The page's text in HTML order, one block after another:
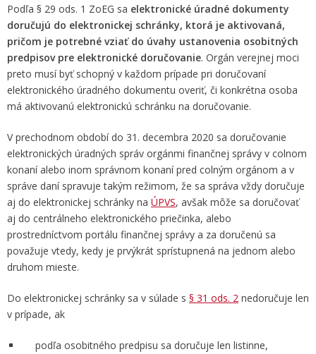
Podľa § 29 ods. 1 ZoEG sa elektronické úradné dokumenty
doručujú do elektronickej schránky, ktorá je aktivovaná,
pričom je potrebné vziať do úvahy ustanovenia osobitných
predpisov pre elektronické doručovanie. Orgán verejnej moci
preto musí byť schopný v každom prípade pri doručovaní
elektronického úradného dokumentu overiť, či konkrétna osoba
má aktivovanú elektronickú schránku na doručovanie.
V prechodnom období do 31. decembra 2020 sa doručovanie
elektronických úradných správ orgánmi finančnej správy v colnom
konaní alebo inom správnom konaní pred colným orgánom a v
správe daní spravuje takým režimom, že sa správa vždy doručuje
aj do elektronickej schránky na ÚPVS, avšak môže sa doručovať
aj do centrálneho elektronického priečinka, alebo
prostredníctvom portálu finančnej správy a za doručenú sa
považuje vtedy, kedy je prvýkrát sprístupnená na jednom alebo
druhom mieste.
Do elektronickej schránky sa v súlade s § 31 ods. 2 nedoručuje len
v prípade, ak
podľa osobitného predpisu sa doručuje len listinne,